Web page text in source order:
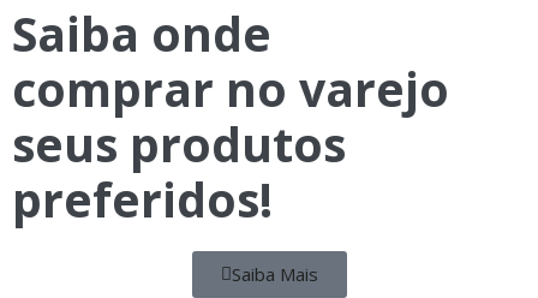
Saiba onde
comprar no varejo
seus produtos
preferidos!
Saiba Mais